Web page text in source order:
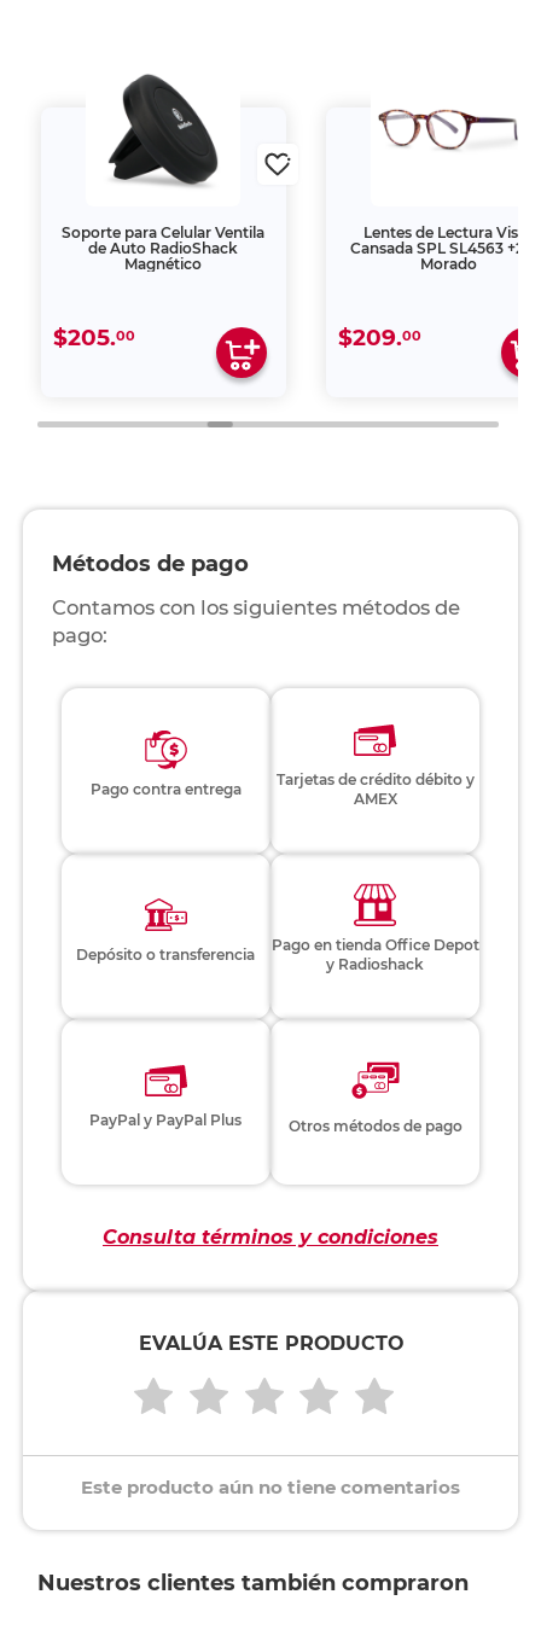
Soporte para Celular Ventila
de Auto RadioShack
Magnético
$205.00
Lentes de Lectura Vista
Cansada SPL SL4563
Morado
$209.00
Métodos de pago
Contamos con los siguientes métodos de
pago:
Pago contra entrega
Tarjetas de crédito débito y
AMEX
Depósito o transferencia
Pago en tienda Office Depot
y Radioshack
PayPal y PayPal Plus Otros métodos de pago
Consulta términos y condiciones
EVALÚA ESTE PRODUCTO
Este producto aún no tiene comentarios
Nuestros clientes también compraron